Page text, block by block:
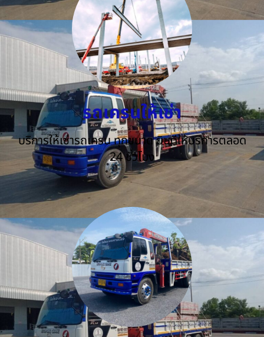
รถเครนให้เช่า
บริการให้เช่ารถเครน ทุกขนาด ยินดีให้บริการตลอด
24 ชั่วโมง